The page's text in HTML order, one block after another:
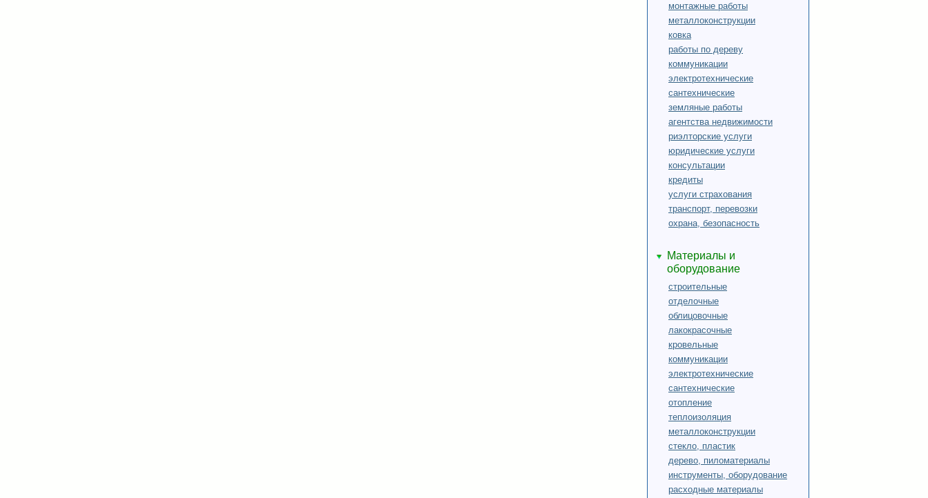
монтажные работы
металлоконструкции
ковка
работы по дереву
коммуникации
электротехнические
сантехнические
земляные работы
агентства недвижимости
риэлторские услуги
юридические услуги
консультации
кредиты
услуги страхования
транспорт, перевозки
охрана, безопасность
Материалы и
оборудование
строительные
отделочные
облицовочные
лакокрасочные
кровельные
коммуникации
электротехнические
сантехнические
отопление
теплоизоляция
металлоконструкции
стекло, пластик
дерево, пиломатериалы
инструменты, оборудование
расходные материалы